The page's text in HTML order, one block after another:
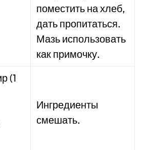
поместить на хлеб,
дать пропитаться.
Мазь использовать
как примочку.
(1
Ингредиенты
смешать.